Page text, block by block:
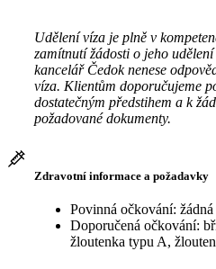
Udělení víza je plně v
zamítnutí žádosti o jeho
kancelář Čedok nenese
víza. Klientům doporučujeme
dostatečným předstihem a k
požadované dokumenty.
Zdravotní informace a požadavky
Povinná očkování: žádná
Doporučená očkování:
žloutenka typu A,